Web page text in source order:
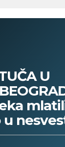
U